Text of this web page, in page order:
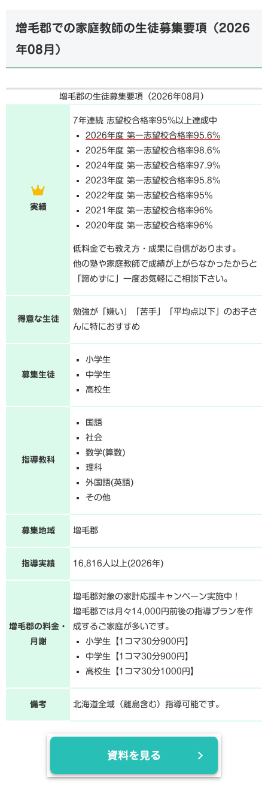
増毛郡での家庭教師の生徒募集要項（2026
年08月）
増毛郡の生徒募集要項（2026年08月 ）
実績
7年連続 志望校合格率95%以上達成中
2026年度 第一志望校合格率95.6%
2025年度 第一志望校合格率98.6%
2024年度 第一志望校合格率97.9%
2023年度 第一志望校合格率95.8%
2022年度 第一志望校合格率95%
2021年度 第一志望校合格率96%
2020年度 第一志望校合格率96%
低料金でも教え方・成果に自信があります。
他の塾や家庭教師で成績が上がらなかったからと
「諦めずに」一度お気軽にご相談下さい。
得意な生徒
勉強が「嫌い」「苦手」「平均点以下」のお子さ
んに特におすすめ
募集生徒
小学生
中学生
高校生
指導教科
国語
社会
数学(算数)
理科
外国語(英語)
その他
募集地域 増毛郡
指導実績 16,816人以上(2026年)
増毛郡の料金・
月謝
増毛郡対象の家計応援キャンペーン実施中！
増毛郡では月々14,000円前後の指導プランを作
成するご家庭が多いです。
小学生【1コマ30分900円】
中学生【1コマ30分900円】
高校生【1コマ30分1000円】
備考 北海道全域（離島含む）指導可能です。
資料を見る